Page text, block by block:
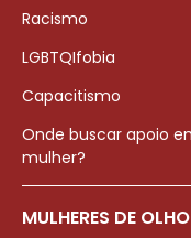
Racismo
LGBTQIfobia
Capacitismo
Onde buscar apoio
mulher?
MULHERES DE OLHO